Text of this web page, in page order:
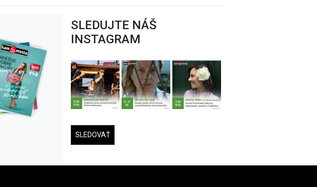
SLEDUJTE NÁŠ
INSTAGRAM
SLEDOVAŤ